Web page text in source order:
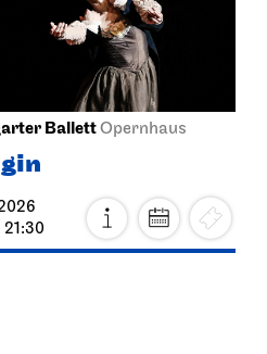
BallettOpernhaus